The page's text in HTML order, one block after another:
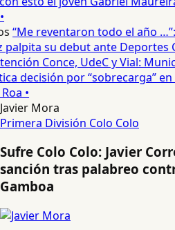
“Me reventaron todo el año …”:
su debut ante Deportes
Conce, UdeC y Vial:
decisión por “sobrecarga” en
•
Javier Mora
Primera División Colo Colo
Sufre Colo Colo: Javier
sanción tras palabreo
Gamboa